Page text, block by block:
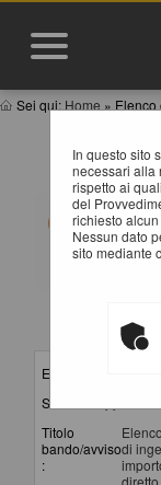
Sei qui: Home » Elenco
In questo sito
necessari alla
rispetto ai
del
richiesto
Nessun dato
sito mediante
BANDI E
Elenco
essere
Elenco per :
Stazione appaltante :
Titolo
bando/avviso
:
di